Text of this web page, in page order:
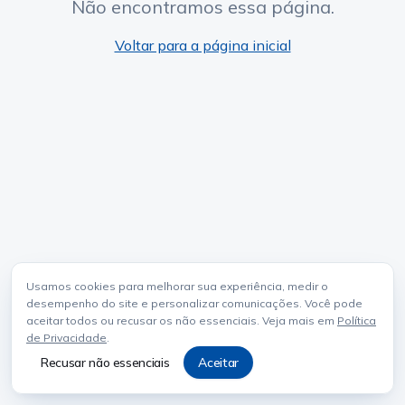
Usamos cookies para melhorar sua experiência, medir o
desempenho do site e personalizar comunicações. Você pode
aceitar todos ou recusar os não essenciais. Veja mais em Política
de Privacidade.
Recusar não essenciais Aceitar
Não encontramos essa página.
Voltar para a página inicial